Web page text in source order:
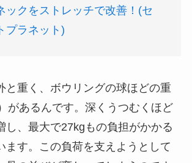
ックをストレッチで改善！(セ
プラネット)
と重く、ボウリングの球ほどの重
があるんです。深くうつむくほど
し、最大で27kgもの負担がかかる
ます。この負荷を支えようとして